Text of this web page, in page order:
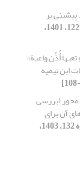
بر
[دوره 31، شماره 122، 1401،
أُذُن واعیة»
ابن تیمیه
(بررسی
آن برای
[دوره 33، شماره 132، 1403،